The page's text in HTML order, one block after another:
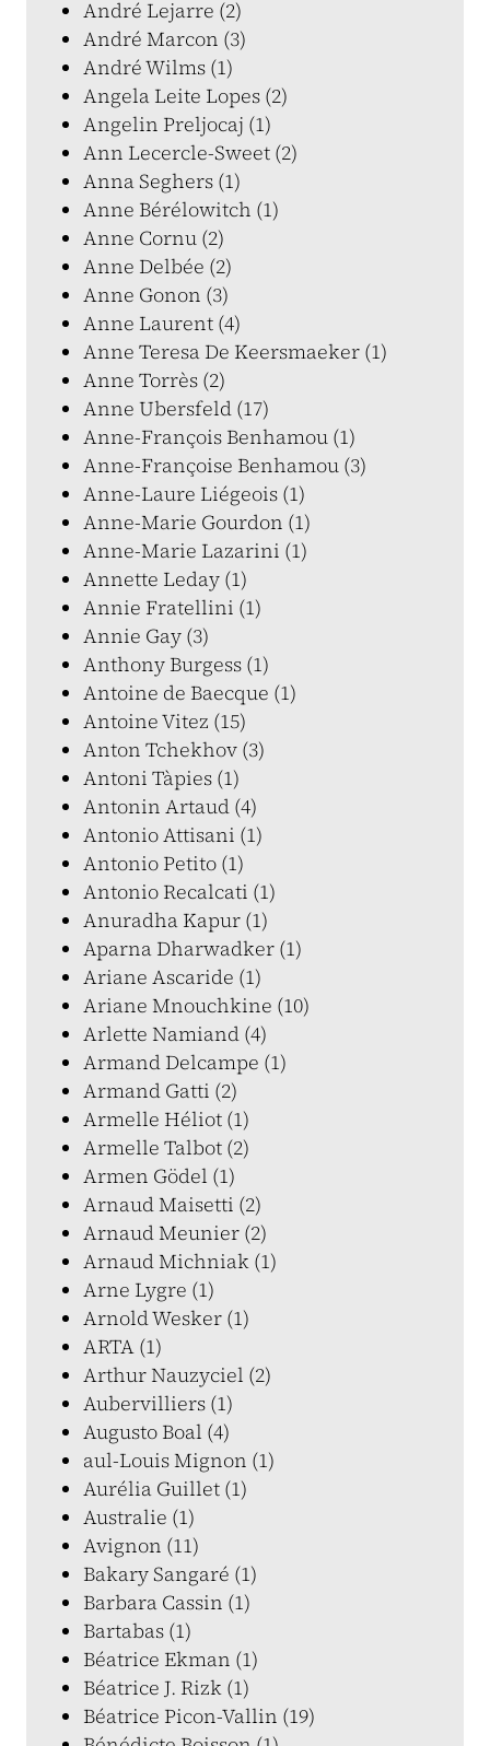
André Lejarre (2)
André Marcon (3)
André Wilms (1)
Angela Leite Lopes (2)
Angelin Preljocaj (1)
Ann Lecercle-Sweet (2)
Anna Seghers (1)
Anne Bérélowitch (1)
Anne Cornu (2)
Anne Delbée (2)
Anne Gonon (3)
Anne Laurent (4)
Anne Teresa De Keersmaeker (1)
Anne Torrès (2)
Anne Ubersfeld (17)
Anne-François Benhamou (1)
Anne-Françoise Benhamou (3)
Anne-Laure Liégeois (1)
Anne-Marie Gourdon (1)
Anne-Marie Lazarini (1)
Annette Leday (1)
Annie Fratellini (1)
Annie Gay (3)
Anthony Burgess (1)
Antoine de Baecque (1)
Antoine Vitez (15)
Anton Tchekhov (3)
Antoni Tàpies (1)
Antonin Artaud (4)
Antonio Attisani (1)
Antonio Petito (1)
Antonio Recalcati (1)
Anuradha Kapur (1)
Aparna Dharwadker (1)
Ariane Ascaride (1)
Ariane Mnouchkine (10)
Arlette Namiand (4)
Armand Delcampe (1)
Armand Gatti (2)
Armelle Héliot (1)
Armelle Talbot (2)
Armen Gödel (1)
Arnaud Maisetti (2)
Arnaud Meunier (2)
Arnaud Michniak (1)
Arne Lygre (1)
Arnold Wesker (1)
ARTA (1)
Arthur Nauzyciel (2)
Aubervilliers (1)
Augusto Boal (4)
aul-Louis Mignon (1)
Aurélia Guillet (1)
Australie (1)
Avignon (11)
Bakary Sangaré (1)
Barbara Cassin (1)
Bartabas (1)
Béatrice Ekman (1)
Béatrice J. Rizk (1)
Béatrice Picon-Vallin (19)